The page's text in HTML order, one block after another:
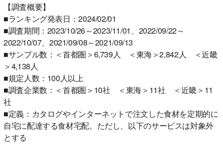
【調査概要】
■ランキング発表日：2024/02/01
■調査期間：2023/10/26～2023/11/01、2022/09/22～
2022/10/07、2021/09/08～2021/09/13
■サンプル数：＜首都圏＞6,739人 ＜東海＞2,842人 ＜近畿
＞4,138人
■規定人数：100人以上
■調査企業数：＜首都圏＞10社 ＜東海＞11社 ＜近畿＞11
社
■定義：カタログやインターネットで注文した食材を定期的に
自宅に配達する食材宅配。ただし、以下のサービスは対象外
とする